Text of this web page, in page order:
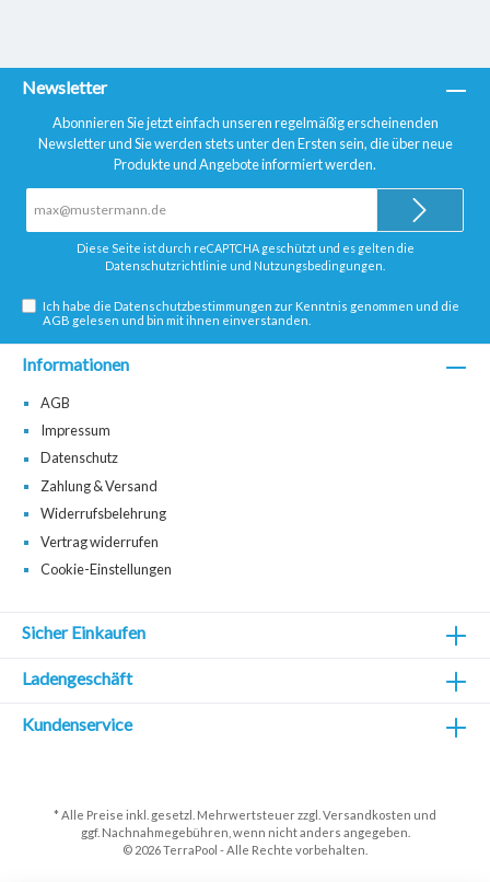
Newsletter
Abonnieren Sie jetzt einfach unseren regelmäßig erscheinenden
Newsletter und Sie werden stets unter den Ersten sein, die über neue
Produkte und Angebote informiert werden.
Adresse*
Diese Seite ist durch reCAPTCHA geschützt und es gelten die
Datenschutzrichtlinie und Nutzungsbedingungen
Ich habe dieDatenschutzbestimmungen zur Kenntnis genommen und die
AGB gelesen und bin mit ihnen einverstanden.
Kundenservice
Informationen
AGB
Impressum
Datenschutz
Zahlung & Versand
Widerrufsbelehrung
Vertrag widerrufen
Cookie-Einstellungen
Sicher Einkaufen
Ladengeschäft
* Alle Preise inkl. gesetzl. Mehrwertsteuer zzgl. Versandkosten und
ggf. Nachnahmegebühren, wenn nicht anders angegeben.
© 2026 TerraPool - Alle Rechte vorbehalten.